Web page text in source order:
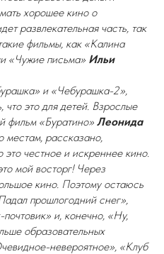
хорошее кино о
развлекательная часть, так
фильмы, как «Калина
«Чужие письма» Ильи
и «Чебурашка-2»,
это для детей. Взрослые
фильм «Буратино» Леонида
местам, рассказано,
это честное и искреннее кино.
мой восторг! Через
кино. Поэтому остаюсь
прошлогодний снег»,
и, конечно, «Ну,
образовательных
невероятное», «Клуб